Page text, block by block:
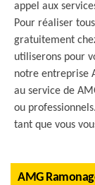
appel aux
Pour réaliser
gratuitement
utiliserons pour
notre entreprise
au service de
ou
tant que vous
AMG